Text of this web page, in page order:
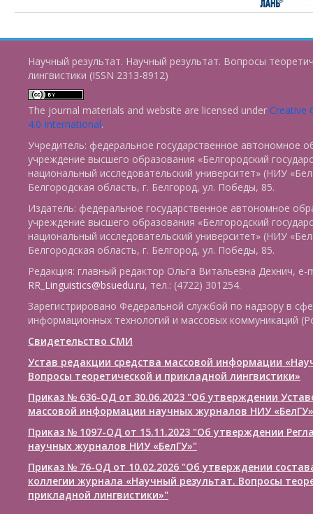
Научный результат. Научный результат. Вопросы
лингвистики (ISSN 2313-8912)
The journal materials and website are licensed under Creative
4.0 International.
Учредитель: федеральное государственное автономное
учреждение высшего образования «Белгородский
национальный исследовательский университет» (НИУ
Белгородская область, г. Белгород, ул. Победы, 85.
Издатель: федеральное государственное автономное
учреждение высшего образования «Белгородский
национальный исследовательский университет» (НИУ
Белгородская область, г. Белгород, ул. Победы, 85.
Редакция: главный редактор Ольга Витальевна Дехнич, e-
RR_Linguistics@bsuedu.ru, тел.: (4722) 301254.
Зарегистрировано Федеральной службой по надзору в
информационных технологий и массовых коммуникаций
Свидетельство СМИ
Устав редакции средства массовой информации
Вопросы теоретической и прикладной лингвистики»
Приказ № 636-ОД от 30.06.2023 "Об утверждении
массовой информации научных журналов НИУ «БелГУ»
Приказ № 1097-ОД от 15.11.2023 "Об утверждении
научных журналов НИУ «БелГУ»"
Приказ № 76-ОД от 10.02.2026 "Об утверждении
коллегии журнала «Научный результат. Вопросы
прикладной лингвистики»"